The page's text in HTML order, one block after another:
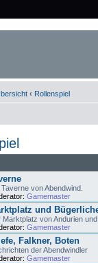
‹ Rollenspiel
Taverne von Abendwind.
Gamemaster
und
Marktplatz von Andurien
Gamemaster
Falkner, Boten
der Abendwindler
Gamemaster